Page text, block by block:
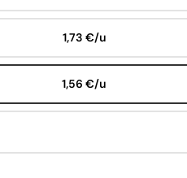
1,73 €/u
1,56 €/u